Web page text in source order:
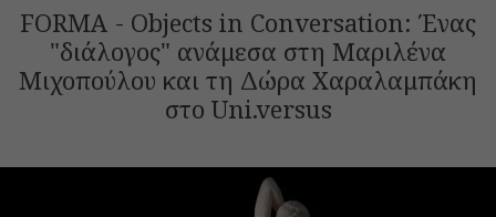
FORMA - Objects in Conversation: Ένας
"διάλογος" ανάμεσα στη Μαριλένα
Μιχοπούλου και τη Δώρα Χαραλαμπάκη
στο Uni.versus